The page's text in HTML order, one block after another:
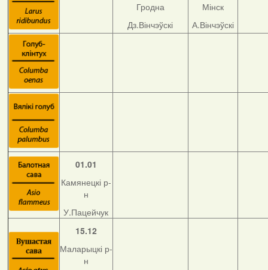
Гродна
Дз.Вінчэўскі
Мінск
А.Вінчэўскі
01.01
Камянецкі р-
н
У.Пацейчук
15.12
Маларыцкі р-
н